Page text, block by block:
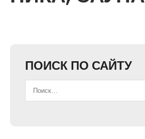
ПОИСК ПО САЙТУ